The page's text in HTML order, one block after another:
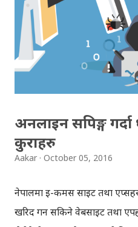
हो, जसले व्यवसायहरुको लागि
अडिट, आइटि अडिट, सेक्युरिटी
वान्नाक्राइ र्‍यान्समवेयर हामी
(Ransomware) (एक प्रकारको
अनलाइन सपिङ्ग गर्दा
कुराहरु
Aakar October 05, 2016
नेपालमा ई-कमर्स साइट तथा
खरिद गर्न सकिने वेबसाइट तथा